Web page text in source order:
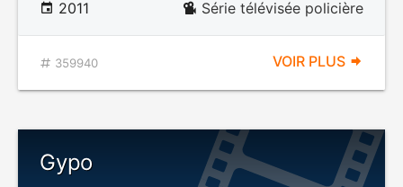
2011 Série télévisée policière
359940 VOIR PLUS
Gypo